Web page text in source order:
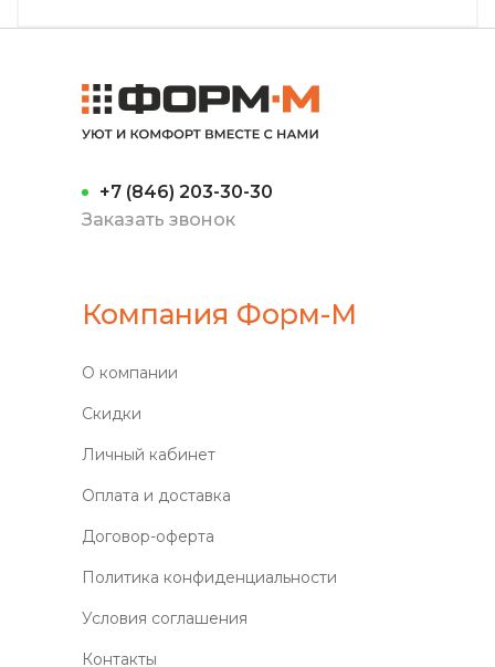
+7 (846) 203-30-30
Заказать звонок
Компания Форм-М
О компании
Скидки
Личный кабинет
Оплата и доставка
Договор-оферта
Политика конфиденциальности
Условия соглашения
Контакты